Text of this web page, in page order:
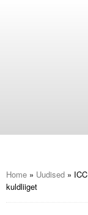
ICC Eesti
Home » Uudised »
kuldliiget